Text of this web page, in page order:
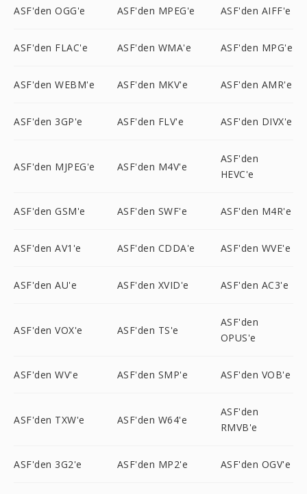
ASF'den OGG'e ASF'den MPEG'e ASF'den AIFF'e
ASF'den FLAC'e ASF'den WMA'e ASF'den MPG'e
ASF'den WEBM'e ASF'den MKV'e ASF'den AMR'e
ASF'den 3GP'e ASF'den FLV'e ASF'den DIVX'e
ASF'den MJPEG'e ASF'den M4V'e
ASF'den
HEVC'e
ASF'den GSM'e ASF'den SWF'e ASF'den M4R'e
ASF'den AV1'e ASF'den CDDA'e ASF'den WVE'e
ASF'den AU'e ASF'den XVID'e ASF'den AC3'e
ASF'den VOX'e ASF'den TS'e
ASF'den
OPUS'e
ASF'den WV'e ASF'den SMP'e ASF'den VOB'e
ASF'den TXW'e ASF'den W64'e
ASF'den
RMVB'e
ASF'den 3G2'e ASF'den MP2'e ASF'den OGV'e